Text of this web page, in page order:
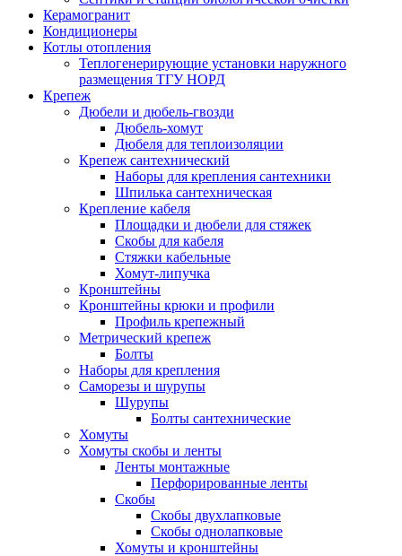
Керамогранит
Кондиционеры
Котлы отопления
Теплогенерирующие установки наружного
размещения ТГУ НОРД
Крепеж
Дюбели и дюбель-гвозди
Дюбель-хомут
Дюбеля для теплоизоляции
Крепеж сантехнический
Наборы для крепления сантехники
Шпилька сантехническая
Крепление кабеля
Площадки и дюбели для стяжек
Скобы для кабеля
Стяжки кабельные
Хомут-липучка
Кронштейны
Кронштейны крюки и профили
Профиль крепежный
Метрический крепеж
Болты
Наборы для крепления
Саморезы и шурупы
Шурупы
Болты сантехнические
Хомуты
Хомуты скобы и ленты
Ленты монтажные
Перфорированные ленты
Скобы
Скобы двухлапковые
Скобы однолапковые
Хомуты и кронштейны